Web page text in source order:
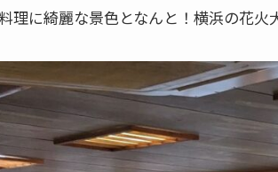
理に綺麗な景色となんと！横浜の花